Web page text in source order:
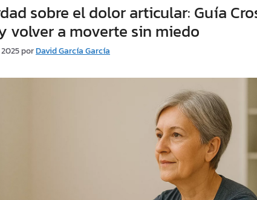
sobre el dolor articular: Guía
volver a moverte sin miedo
porDavid García García